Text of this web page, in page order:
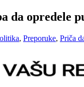
da opredele
, Preporuke, Priča